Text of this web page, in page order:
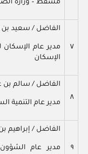
مسقط – وزارة
٧
الفاضل / سعيد
مدير عام
الإسكان
٨
الفاضل / سالم بن
مدير عام التنمية
٩
الفاضل / إبراهيم
مدير عام الشؤون